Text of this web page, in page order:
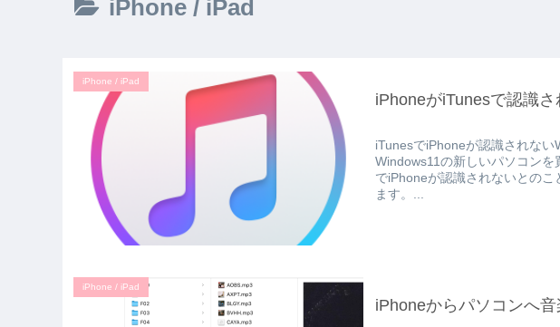
iPhone / iPad
iPhone / iPad
iPhoneがiTunesで認識
iTunesでiPhoneが認識されない
Windows11の新しいパソコン
でiPhoneが認識されないとの
ます。...
iPhone / iPad
iPhoneからパソコンへ